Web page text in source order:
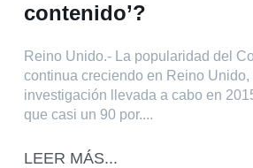
contenido’?
Reino Unido.- La popularidad del
continua creciendo en Reino Unido,
investigación llevada a cabo en
que casi un 90 por....
LEER MÁS...